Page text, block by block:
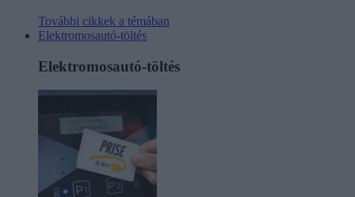
További cikkek a témában
Elektromosautó-töltés
Elektromosautó-töltés